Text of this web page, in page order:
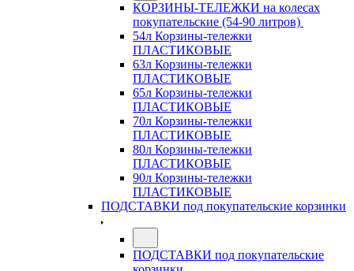
КОРЗИНЫ-ТЕЛЕЖКИ на колесах
покупательские (54-90 литров)
54л Корзины-тележки
ПЛАСТИКОВЫЕ
63л Корзины-тележки
ПЛАСТИКОВЫЕ
65л Корзины-тележки
ПЛАСТИКОВЫЕ
70л Корзины-тележки
ПЛАСТИКОВЫЕ
80л Корзины-тележки
ПЛАСТИКОВЫЕ
90л Корзины-тележки
ПЛАСТИКОВЫЕ
ПОДСТАВКИ под покупательские корзинки
ПОДСТАВКИ под покупательские